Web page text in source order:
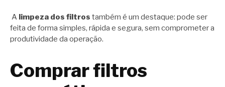
A limpeza dos filtros também é um destaque: pode ser
feita de forma simples, rápida e segura, sem comprometer a
produtividade da operação.
Comprar filtros